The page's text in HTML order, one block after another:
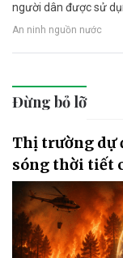
người dân được sử
An ninh nguồn nước
Đừng bỏ lỡ
Thị trường dự
sóng thời tiết